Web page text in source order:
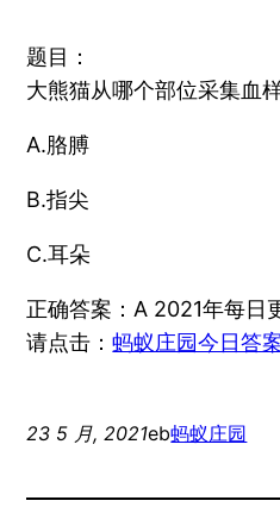
题目：
大熊猫从哪个部位采集血
A.胳膊
B.指尖
C.耳朵
正确答案：A 2021年每日
请点击：蚂蚁庄园今日答
23 5 月, 2021eb蚂蚁庄园